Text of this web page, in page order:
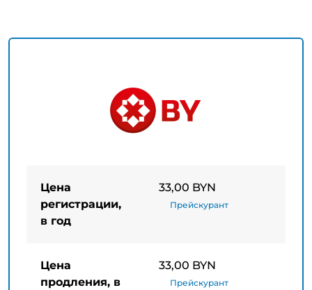
Цена
регистрации,
в год
33,00 BYN
Прейскурант
Цена
продления, в
33,00 BYN
Прейскурант